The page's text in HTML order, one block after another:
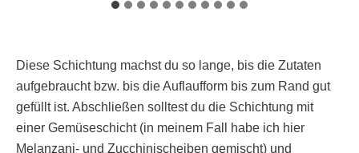
Diese Schichtung machst du so lange, bis die Zutaten
aufgebraucht bzw. bis die Auflaufform bis zum Rand gut
gefüllt ist. Abschließen solltest du die Schichtung mit
einer Gemüseschicht (in meinem Fall habe ich hier
Melanzani- und Zucchinischeiben gemischt) und